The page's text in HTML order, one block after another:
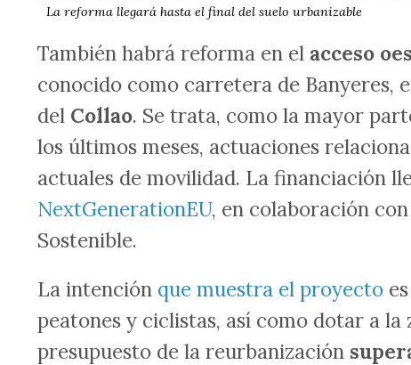
La reforma llegará hasta el final del suelo urbanizable
También habrá reforma en el acceso
conocido como carretera de Banyeres,
del Collao. Se trata, como la mayor
los últimos meses, actuaciones
actuales de movilidad. La financiación
NextGenerationEU, en colaboración
Sostenible.
La intención que muestra el proyecto
peatones y ciclistas, así como dotar a la
presupuesto de la reurbanización